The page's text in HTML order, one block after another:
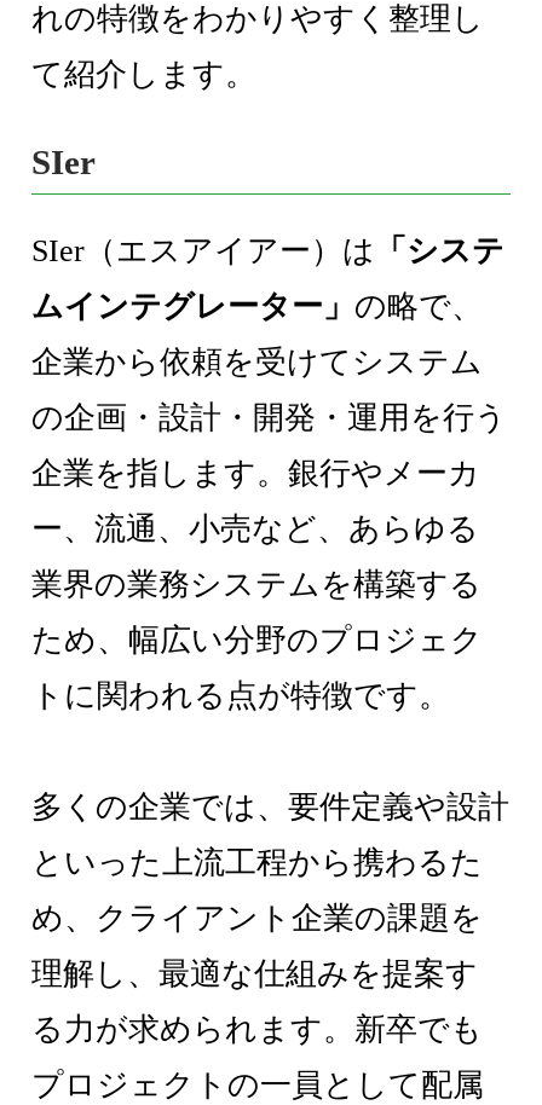
れの特徴をわかりやすく整理し
て紹介します。
SIer
SIer（エスアイアー）は
「システ
ムインテグレーター」 の略で、
企業から依頼を受けてシステム
の企画・設計・開発・運用を行う
企業を指します。銀行やメーカ
ー、流通、小売など、あらゆる
業界の業務システムを構築する
ため、幅広い分野のプロジェク
トに関われる点が特徴です。
多くの企業では、要件定義や設計
といった上流工程から携わるた
め、クライアント企業の課題を
理解し、最適な仕組みを提案す
る力が求められます。新卒でも
プロジェクトの一員として配属